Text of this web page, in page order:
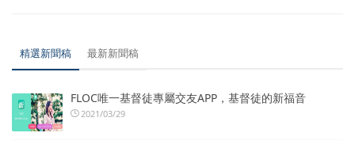
精選新聞稿 最新新聞稿
FLOC唯一基督徒專屬交友APP，基督徒的新福音
2021/03/29